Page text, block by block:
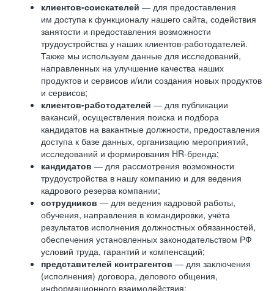
клиентов-соискателей — для предоставления
им доступа к функционалу нашего сайта, содействия
занятости и предоставления возможности
трудоустройства у наших клиентов-работодателей.
Также мы используем данные для исследований,
направленных на улучшение качества наших
продуктов и сервисов и/или создания новых продуктов
и сервисов;
клиентов-работодателей — для публикации
вакансий, осуществления поиска и подбора
кандидатов на вакантные должности, предоставления
доступа к базе данных, организацию мероприятий,
исследований и формирования HR-бренда;
кандидатов — для рассмотрения возможности
трудоустройства в нашу компанию и для ведения
кадрового резерва компании;
сотрудников — для ведения кадровой работы,
обучения, направления в командировки, учёта
результатов исполнения должностных обязанностей,
обеспечения установленных законодательством РФ
условий труда, гарантий и компенсаций;
представителей контрагентов — для заключения
(исполнения) договора, делового общения,
информационного взаимодействия;